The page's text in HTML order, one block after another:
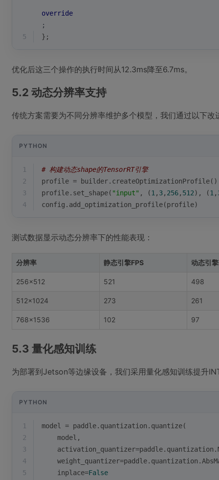
override
;
5
};
优化后这三个操作的执行时间从12.3ms降至6.7ms。
5.2 动态分辨率支持
传统方案需要为不同分辨率维护多个模型，我们通过以下改
PYTHON
1
# 构建动态shape的TensorRT引擎
2
profile = builder.createOptimizationProfile()
3
profile.set_shape( "input" , (1 , 3, 256, 512), (1 ,
4
config.add_optimization_profile(profile)
测试数据显示动态分辨率下的性能表现：
分辨率 静态引擎FPS 动态引
256×512 521 498
512×1024 273 261
768×1536 102 97
5.3 量化感知训练
为部署到Jetson等边缘设备，我们采用量化感知训练提升
PYTHON
1
model = paddle.quantization.quantize(
2
    model,
3
4
5
    inplace=
False